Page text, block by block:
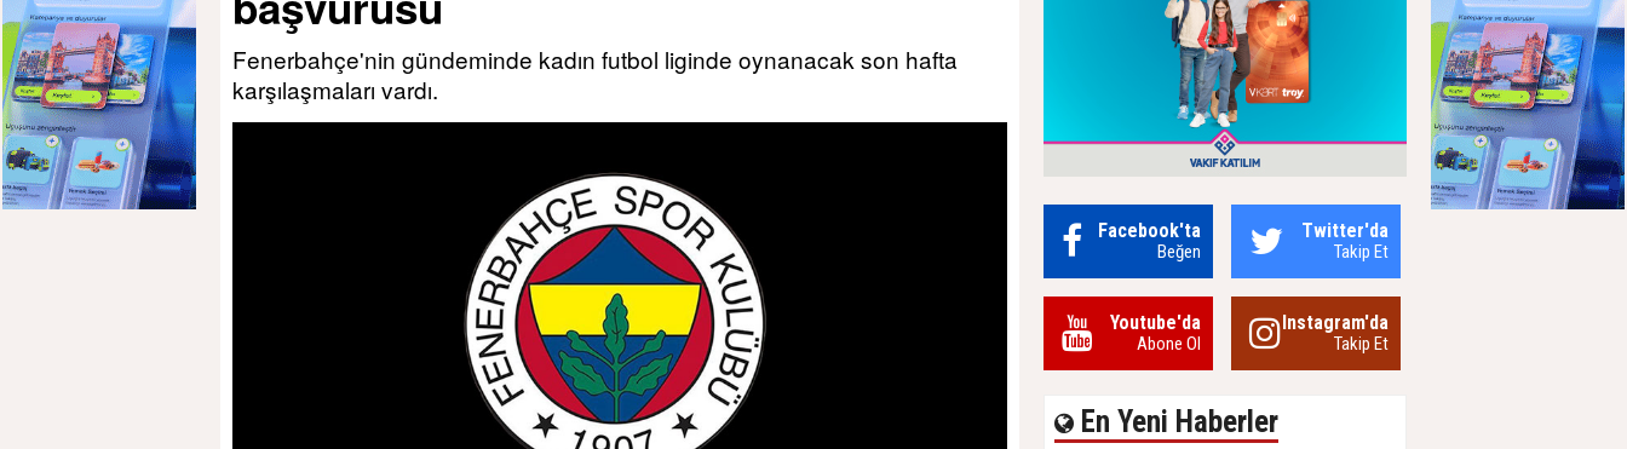
Fenerbahçe'nin gündeminde kadın futbol liginde oynanacak son hafta
karşılaşmaları vardı.
Facebook'ta
Beğen
Twitter'da
Takip Et
Youtube'da
Abone Ol
Instagram'da
Takip Et
En Yeni Haberler